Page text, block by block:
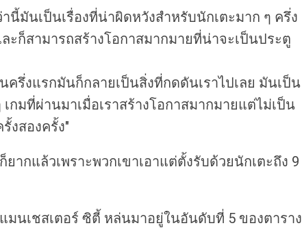
นี้มันเป็นเรื่องที่น่าผิดหวังสำหรับนักเตะมาก ๆ ครึ่ง
ะก็สามารถสร้างโอกาสมากมายที่น่าจะเป็นประตู
ครึ่งแรกมันก็กลายเป็นสิ่งที่กดดันเราไปเลย มันเป็น
กมที่ผ่านมาเมื่อเราสร้างโอกาสมากมายแต่ไม่เป็น
งสองครั้ง"
ากแล้วเพราะพวกเขาเอาแต่ตั้งรับด้วยนักเตะถึง 9
นเชสเตอร์ ซิตี้ หล่นมาอยู่ในอันดับที่ 5 ของตาราง